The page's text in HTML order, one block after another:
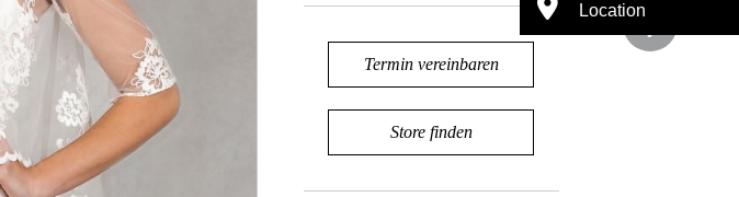
Termin vereinbaren
Store finden
Location